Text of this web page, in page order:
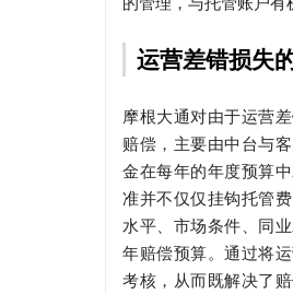
运营差错损失
摩根大通对由于运营
赔偿，主要由中台与
金在每年的年度预算
准并不仅仅挂钩托管
水平、市场条件、同
年赔偿预算。通过将
考核，从而既解决了